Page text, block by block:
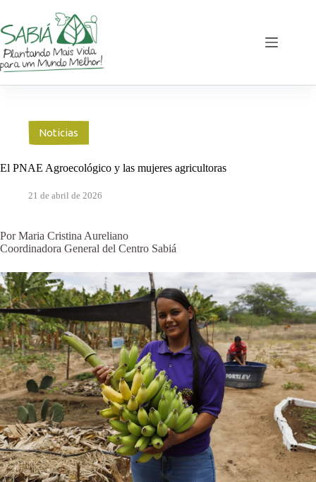
contenido
Noticias
El PNAE Agroecológico y las mujeres agricultoras
21 de abril de 2026
Por Maria Cristina Aureliano
Coordinadora General del Centro Sabiá